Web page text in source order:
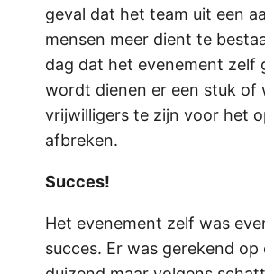
geval dat het team uit een
mensen meer dient te
dag dat het evenement zelf
wordt dienen er een stuk of
vrijwilligers te zijn voor het
afbreken.
Succes!
Het evenement zelf was
succes. Er was gerekend op